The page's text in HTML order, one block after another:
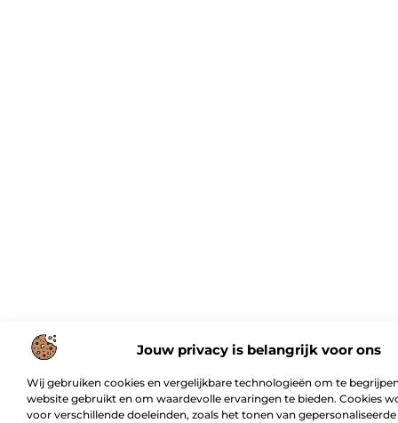
Jouw privacy is belangrijk voor ons
Wij gebruiken cookies en vergelijkbare technologieën om te
website gebruikt en om waardevolle ervaringen te bieden. Cookies
voor verschillende doeleinden, zoals het tonen van